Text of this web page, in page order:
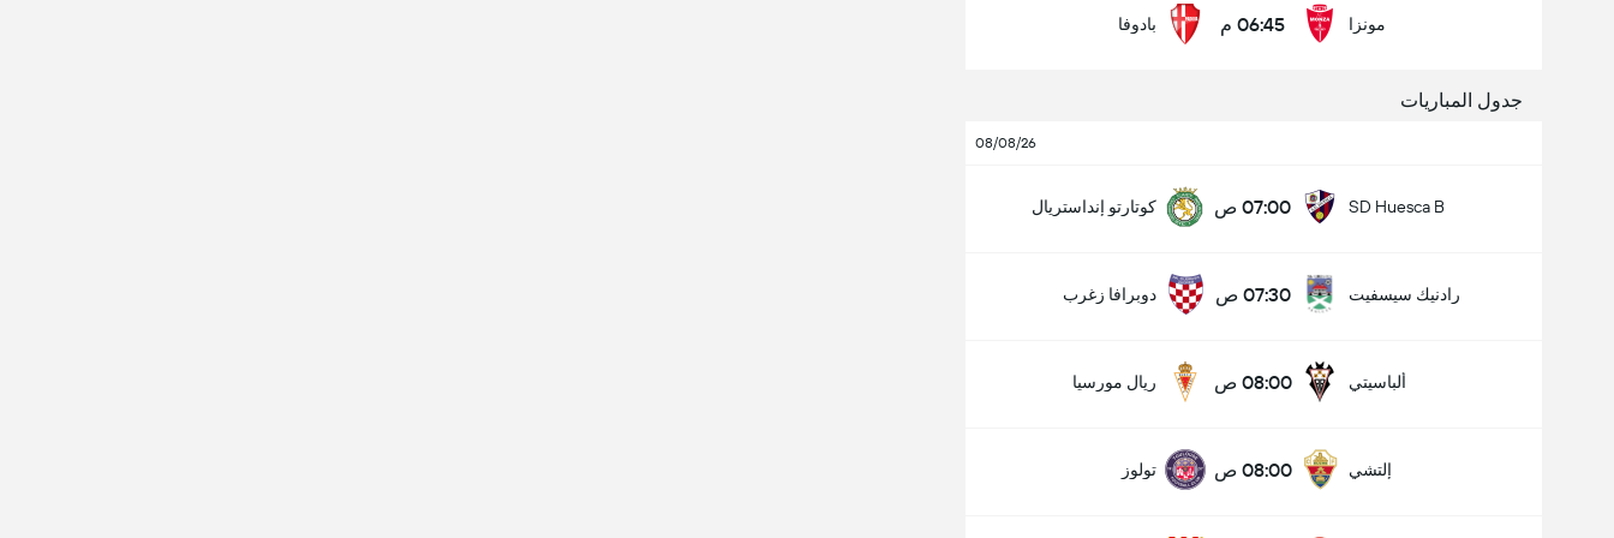
مونزا 06:45 م بادوفا
جدول المباريات
08/08/26
SD Huesca B 07:00 ص كوتارتو إنداستريال
رادنيك سيسفيت 07:30 ص دوبرافا زغرب
ألباسيتي 08:00 ص ريال مورسيا
إلتشي 08:00 ص تولوز